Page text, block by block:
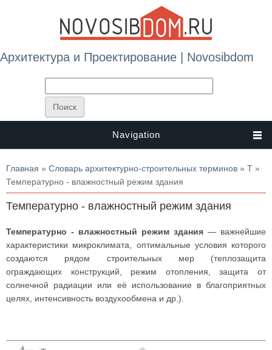
Архитектура и Проектирование | Novosibdom
Navigation
Вы здесь
Главная » Словарь архитектурно-строительных терминов » Т »
Температурно - влажностный режим здания
Температурно - влажностный режим здания
Температурно - влажностный режим здания — важнейшие
характеристики микроклимата, оптимальные условия которого
создаются рядом строительных мер (теплозащита
ограждающих конструкций, режим отопления, защита от
солнечной радиации или её использование в благоприятных
целях, интенсивность воздухообмена и др.).